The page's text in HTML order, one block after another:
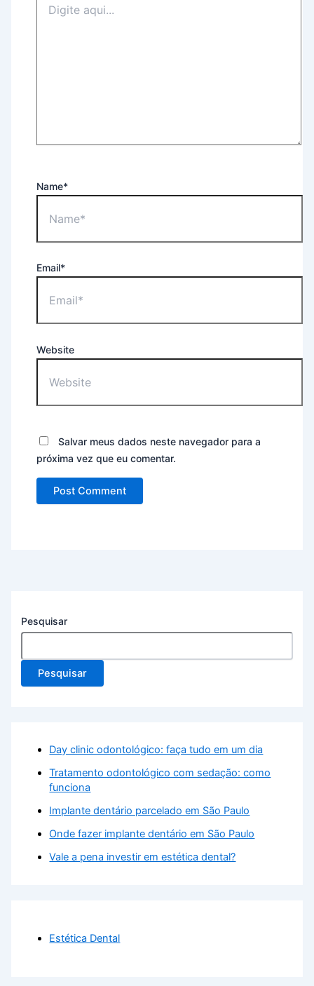
Name*
Email*
Website
Salvar meus dados neste navegador para a
próxima vez que eu comentar.
Pesquisar
Pesquisar
Day clinic odontológico: faça tudo em um dia
Tratamento odontológico com sedação: como
funciona
Implante dentário parcelado em São Paulo
Onde fazer implante dentário em São Paulo
Vale a pena investir em estética dental?
Estética Dental